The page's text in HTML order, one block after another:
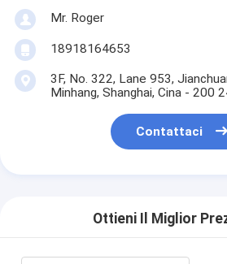
Mr. Roger
18918164653
3F, No. 322, Lane 953,
Minhang, Shanghai, Cina - 200
Contattaci
Ottieni Il Miglior